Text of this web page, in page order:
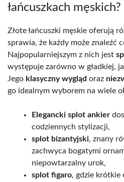
łańcuszkach męskich?
Złote łańcuszki męskie oferują
sprawia, że każdy może znaleźć
Najpopularniejszym z nich jest
występuje zarówno w gładkiej,
Jego klasyczny wygląd oraz
go idealnym wyborem na wiele
Elegancki splot ankier
codziennych stylizacji,
splot bizantyjski, znany
zachwyca bogatymi
niepowtarzalny urok,
splot figaro, gdzie krótkie